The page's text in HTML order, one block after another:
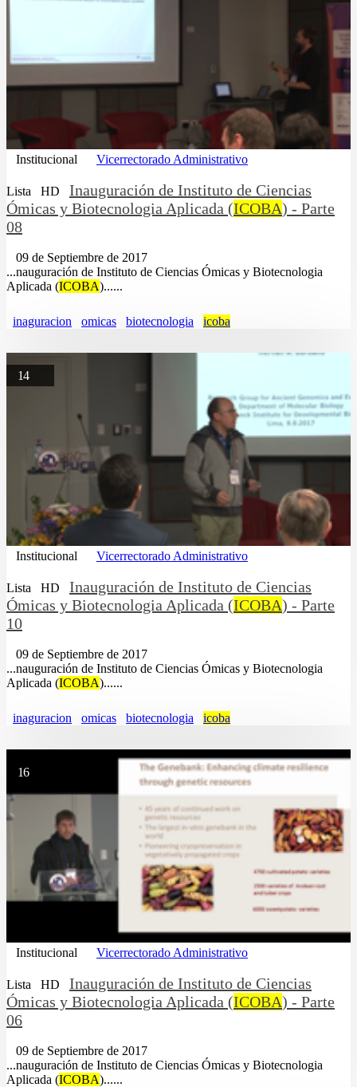
Institucional Vicerrectorado Administrativo
Lista HD
Inauguración de Instituto de Ciencias
Ómicas y Biotecnologia Aplicada (ICOBA) - Parte
08
09 de Septiembre de 2017
...nauguración de Instituto de Ciencias Ómicas y Biotecnologia
Aplicada (ICOBA)......
inaguracion omicas biotecnologia icoba
14
Institucional Vicerrectorado Administrativo
Lista HD
Inauguración de Instituto de Ciencias
Ómicas y Biotecnologia Aplicada (ICOBA) - Parte
10
09 de Septiembre de 2017
...nauguración de Instituto de Ciencias Ómicas y Biotecnologia
Aplicada (ICOBA)......
inaguracion omicas biotecnologia icoba
16
Institucional Vicerrectorado Administrativo
Lista HD
Inauguración de Instituto de Ciencias
Ómicas y Biotecnologia Aplicada (ICOBA) - Parte
06
09 de Septiembre de 2017
...nauguración de Instituto de Ciencias Ómicas y Biotecnologia
Aplicada (ICOBA)......